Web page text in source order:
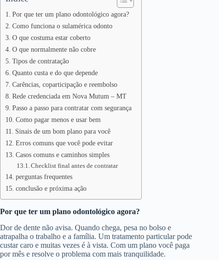
Por que ter um plano odontológico agora?
Como funciona o sulamérica odonto
O que costuma estar coberto
O que normalmente não cobre
Tipos de contratação
Quanto custa e do que depende
Carências, coparticipação e reembolso
Rede credenciada em Nova Mutum – MT
Passo a passo para contratar com segurança
Como pagar menos e usar bem
Sinais de um bom plano para você
Erros comuns que você pode evitar
Casos comuns e caminhos simples
Checklist final antes de contratar
perguntas frequentes
conclusão e próxima ação
Por que ter um plano odontológico agora?
Dor de dente não avisa. Quando chega, pesa no bolso e
atrapalha o trabalho e a família. Um tratamento particular pode
custar caro e muitas vezes é à vista. Com um plano você paga
por mês e resolve o problema com mais tranquilidade.